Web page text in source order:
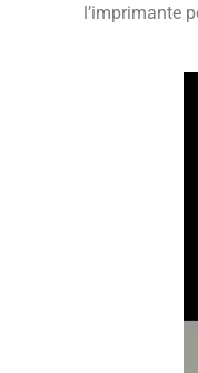
l’imprimante